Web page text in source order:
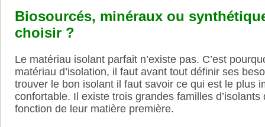
Biosourcés, minéraux ou
choisir ?
Le matériau isolant parfait n’existe pas. C’est
matériau d’isolation, il faut avant tout définir ses
trouver le bon isolant il faut savoir ce qui est le plus
confortable. Il existe trois grandes familles
fonction de leur matière première.